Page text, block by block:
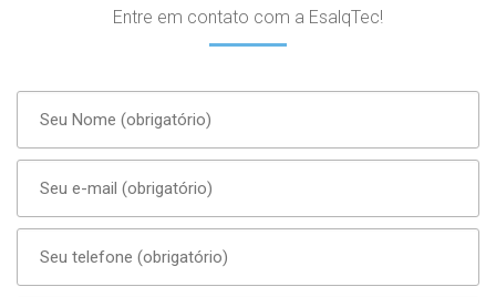
Entre em contato com a EsalqTec!